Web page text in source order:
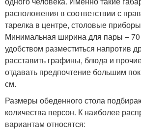
расположения в соответствии с
тарелка в центре, столовые
Минимальная ширина для пары –
удобством разместиться напротив
расставить графины, блюда и
отдавать предпочтение большим
см.
Размеры обеденного стола
количества персон. К наиболее
вариантам относятся: